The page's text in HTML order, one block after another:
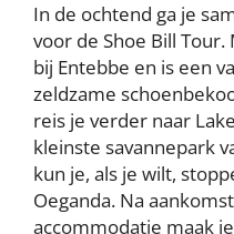
In de ochtend ga je
voor de Shoe Bill
bij Entebbe en is een
zeldzame
reis je verder naar
kleinste savannepark
kun je, als je wilt,
Oeganda. Na
accommodatie maak